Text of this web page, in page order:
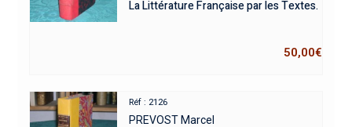
La Littérature Française par les Textes.
50,00€
Réf : 2126
PREVOST Marcel